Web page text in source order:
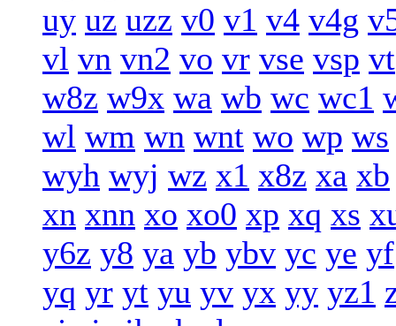
uy uz uzz v0 v1 v4 v4g
vl vn vn2 vo vr vse vsp vt
w8z w9x wa wb wc wc1
wl wm wn wnt wo wp ws
wyh wyj wz x1 x8z xa xb
xn xnn xo xo0 xp xq xs
y6z y8 ya yb ybv yc ye yf
yq yr yt yu yv yx yy yz1